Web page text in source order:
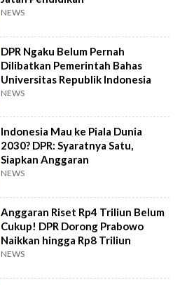
NEWS
DPR Ngaku Belum Pernah
Dilibatkan Pemerintah Bahas
Universitas Republik Indonesia
NEWS
Indonesia Mau ke Piala Dunia
2030? DPR: Syaratnya Satu,
Siapkan Anggaran
NEWS
Anggaran Riset Rp4 Triliun Belum
Cukup! DPR Dorong Prabowo
Naikkan hingga Rp8 Triliun
NEWS